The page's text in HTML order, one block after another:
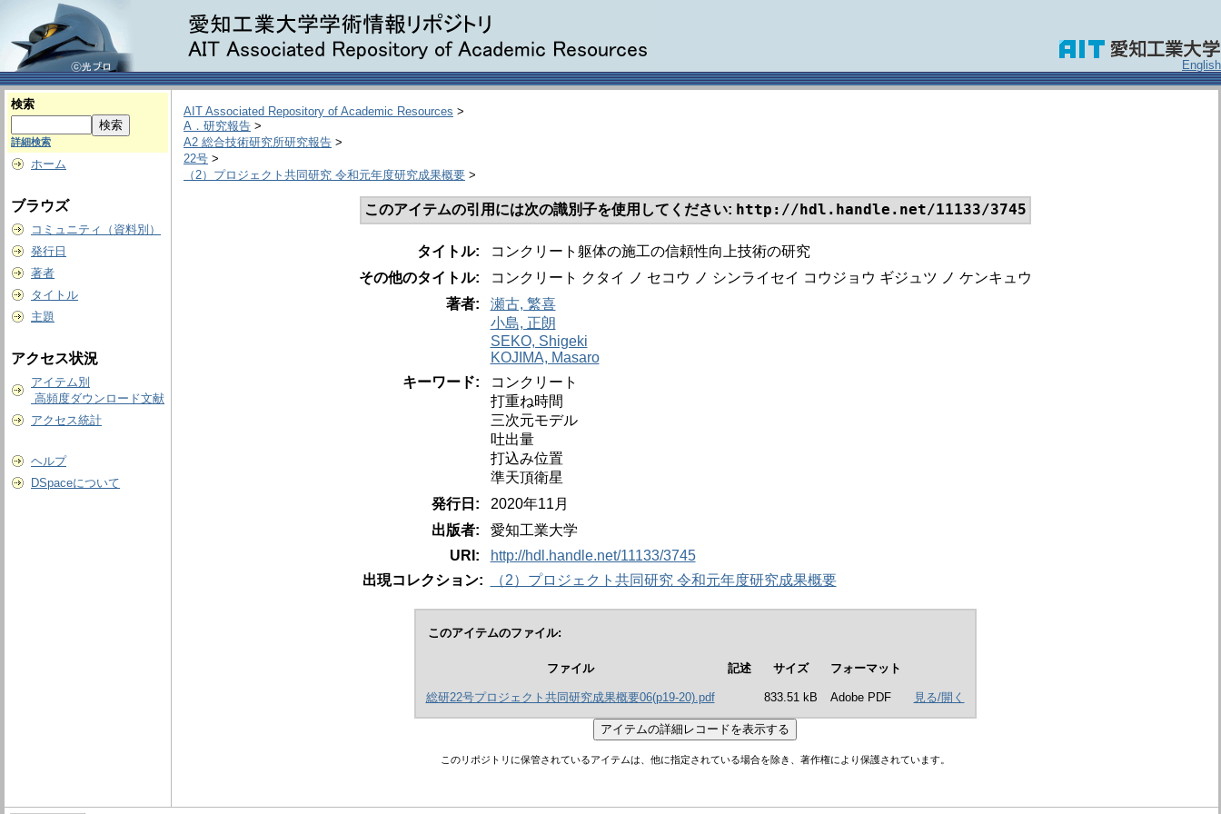
English
検索
詳細検索
ホーム
ブラウズ
コミュニティ（資料別）
発行日
著者
タイトル
主題
アクセス状況
アイテム別
高頻度ダウンロード文献
アクセス統計
ヘルプ
DSpaceについて
AIT Associated Repository of Academic Resources >
A．研究報告 >
A2 総合技術研究所研究報告 >
22号 >
（2）プロジェクト共同研究 令和元年度研究成果概要 >
このアイテムの引用には次の識別子を使用してください: http://hdl.handle.net/11133/3745
タイトル:
コンクリート躯体の施工の信頼性向上技術の研究
その他のタイトル:
コンクリート クタイ ノ セコウ ノ シンライセイ コウジョウ ギジュツ ノ ケンキュウ
著者:
瀬古, 繁喜
小島, 正朗
SEKO, Shigeki
KOJIMA, Masaro
キーワード:
コンクリート
打重ね時間
三次元モデル
吐出量
打込み位置
準天頂衛星
発行日:
2020年11月
出版者:
愛知工業大学
URI:
http://hdl.handle.net/11133/3745
出現コレクション:
（2）プロジェクト共同研究 令和元年度研究成果概要
このアイテムのファイル:
ファイル 記述 サイズ フォーマット
総研22号プロジェクト共同研究成果概要06(p19-20).pdf 833.51 kB Adobe PDF 見る/開く
このリポジトリに保管されているアイテムは、他に指定されている場合を除き、著作権により保護されています。